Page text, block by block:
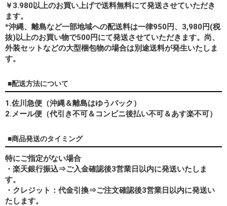
￥3.980以上のお買い上げで送料無料にて発送させていただき
ます。
*沖縄、離島など一部地域への配送料は一律950円、3,980円(税
抜)以上のお買い物で500円にて発送させていただきます。尚、
外装セットなどの大型梱包物の場合は別途送料が発生いたしま
す。
■配送方法について
1.佐川急便（沖縄＆離島はゆうパック）
2.メール便（代引き不可＆コンビニ後払い不可＆あす楽不可）
■商品発送のタイミング
特にご指定がない場合
・楽天銀行振込⇒ご入金確認後3営業日以内に発送いたしま
す。
・クレジット：代金引換⇒ご注文確認後3営業日以内に発送い
たします。